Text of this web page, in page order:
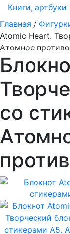
Книги,
Главная /
Atomic Heart.
Атомное
cо